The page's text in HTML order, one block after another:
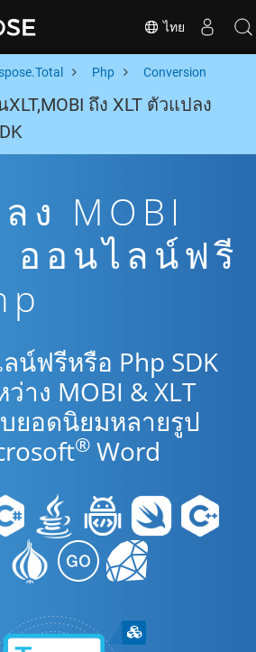
ไทย
Php Conversion
ถึง XLT ตัวแปลง
ง MOBI
ออนไลน์ฟรี
น์ฟรีหรือ Php SDK
าง MOBI & XLT
ยอดนิยมหลายรูป
® Word